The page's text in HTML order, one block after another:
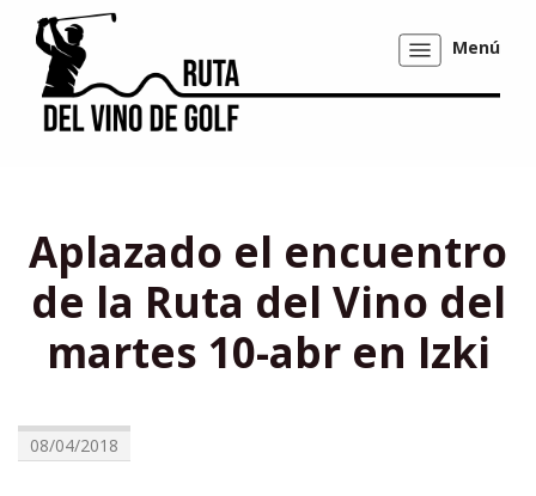
Mostrar/ocultar
navegación
Menú
Aplazado el encuentro
de la Ruta del Vino del
martes 10-abr en Izki
08/04/2018